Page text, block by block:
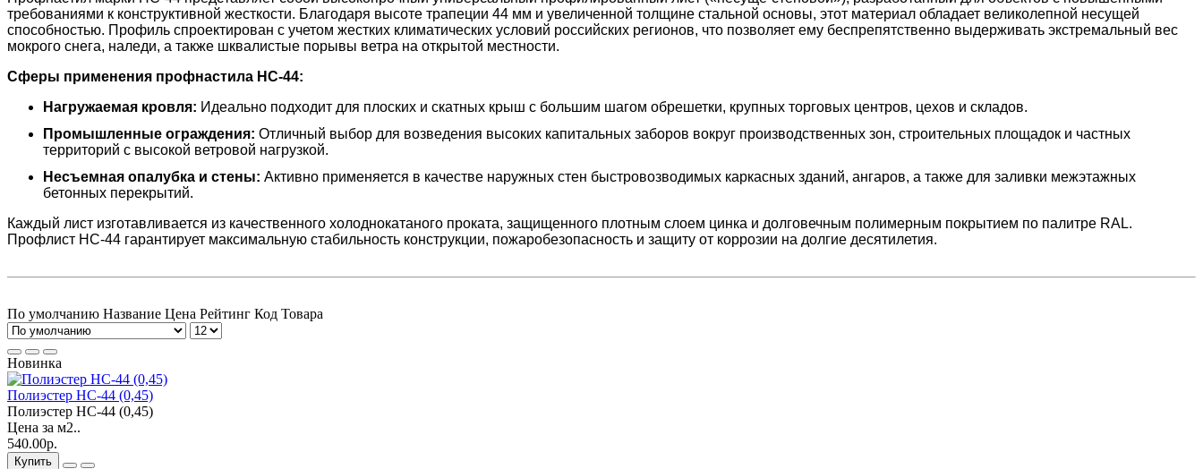
требованиями к конструктивной жесткости. Благодаря высоте трапеции 44 мм и увеличенной толщине стальной основы, этот материал обладает великолепной несущей
способностью. Профиль спроектирован с учетом жестких климатических условий российских регионов, что позволяет ему беспрепятственно выдерживать экстремальный вес
мокрого снега, наледи, а также шквалистые порывы ветра на открытой местности.
Сферы применения профнастила НС-44:
Нагружаемая кровля: Идеально подходит для плоских и скатных крыш с большим шагом обрешетки, крупных торговых центров, цехов и складов.
Промышленные ограждения: Отличный выбор для возведения высоких капитальных заборов вокруг производственных зон, строительных площадок и частных
территорий с высокой ветровой нагрузкой.
Несъемная опалубка и стены: Активно применяется в качестве наружных стен быстровозводимых каркасных зданий, ангаров, а также для заливки межэтажных
бетонных перекрытий.
Каждый лист изготавливается из качественного холоднокатаного проката, защищенного плотным слоем цинка и долговечным полимерным покрытием по палитре RAL.
Профлист НС-44 гарантирует максимальную стабильность конструкции, пожаробезопасность и защиту от коррозии на долгие десятилетия.
По умолчанию Название Цена Рейтинг Код Товара
Новинка
Полиэстер НС-44 (0,45)
Полиэстер НС-44 (0,45)
Цена за м2..
540.00р.
Купить